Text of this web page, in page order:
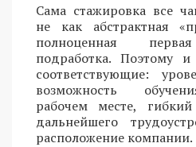
Сама стажировка все
не как абстрактная
полноценная
подработка. Поэтому
соответствующие:
возможность
рабочем месте,
дальнейшего
расположение компании.